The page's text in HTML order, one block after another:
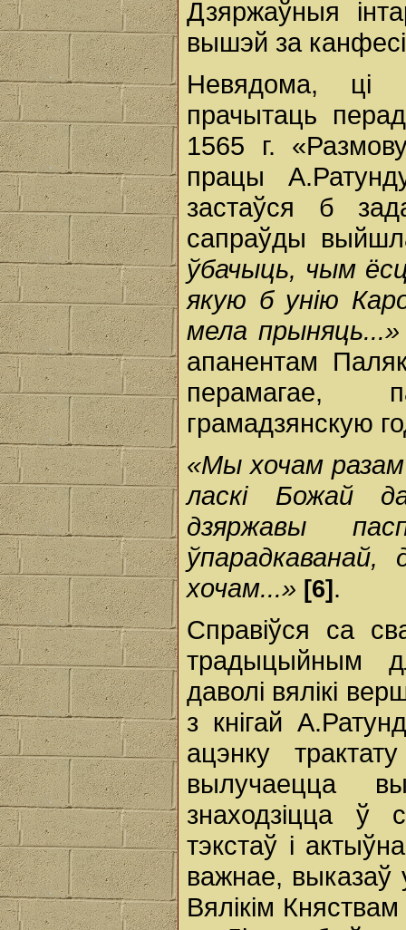
Дзяржаўныя
вышэй за
Невядома, ці
прачытаць
1565 г.
працы
застаўся б
сапраўды
ўбачыць, чым
якую б унію
мела прыняць...»
апанентам
перамагае,
грамадзянскую
«Мы хочам разам
ласкі Божай
дзяржавы
хочам...» [6] .
Справіўся ca
традыцыйным
даволі вялікі
з кнігай
ацэнку
вылучаецца
знаходзіцца ў
тэкстаў i
важнае,
Вялікім